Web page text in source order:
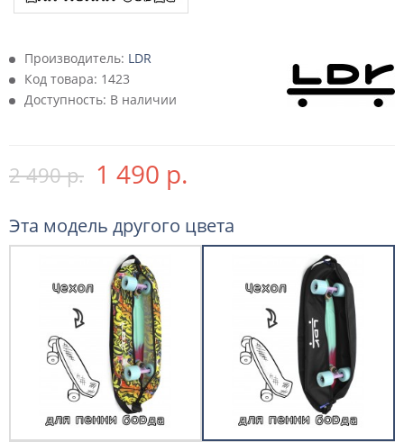
Производитель: LDR
Код товара: 1423
Доступность: В наличии
2 490 р. 1 490 р.
Эта модель другого цвета